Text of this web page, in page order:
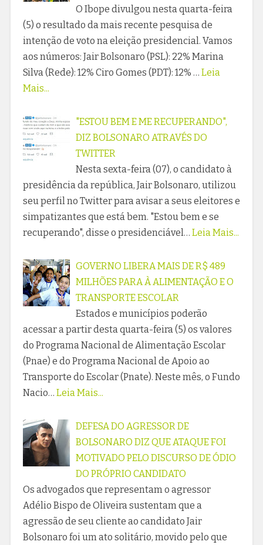
O Ibope divulgou nesta quarta-feira
(5) o resultado da mais recente pesquisa de
intenção de voto na eleição presidencial. Vamos
aos números: Jair Bolsonaro (PSL): 22% Marina
Silva (Rede): 12% Ciro Gomes (PDT): 12% … Leia
Mais...
"ESTOU BEM E ME RECUPERANDO",
DIZ BOLSONARO ATRAVÉS DO
TWITTER
Nesta sexta-feira (07), o candidato à
presidência da república, Jair Bolsonaro, utilizou
seu perfil no Twitter para avisar a seus eleitores e
simpatizantes que está bem. "Estou bem e se
recuperando", disse o presidenciável… Leia Mais...
GOVERNO LIBERA MAIS DE R$ 489
MILHÕES PARA À ALIMENTAÇÃO E O
TRANSPORTE ESCOLAR
Estados e municípios poderão
acessar a partir desta quarta-feira (5) os valores
do Programa Nacional de Alimentação Escolar
(Pnae) e do Programa Nacional de Apoio ao
Transporte do Escolar (Pnate). Neste mês, o Fundo
Nacio… Leia Mais...
DEFESA DO AGRESSOR DE
BOLSONARO DIZ QUE ATAQUE FOI
MOTIVADO PELO DISCURSO DE ÓDIO
DO PRÓPRIO CANDIDATO
Os advogados que representam o agressor
Adélio Bispo de Oliveira sustentam que a
agressão de seu cliente ao candidato Jair
Bolsonaro foi um ato solitário, movido pelo que